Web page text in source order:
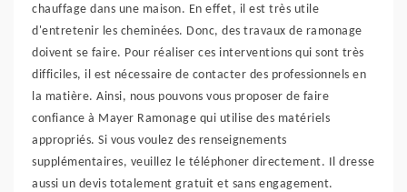
chauffage dans une maison. En effet, il est très utile
d'entretenir les cheminées. Donc, des travaux de ramonage
doivent se faire. Pour réaliser ces interventions qui sont très
difficiles, il est nécessaire de contacter des professionnels en
la matière. Ainsi, nous pouvons vous proposer de faire
confiance à Mayer Ramonage qui utilise des matériels
appropriés. Si vous voulez des renseignements
supplémentaires, veuillez le téléphoner directement. Il dresse
aussi un devis totalement gratuit et sans engagement.